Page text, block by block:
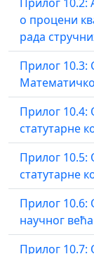
о процени
рада
Прилог 10.3:
Прилог 10.4:
статутарне
Прилог 10.5:
статутарне
Прилог 10.6:
научног
Прилог 10.7: